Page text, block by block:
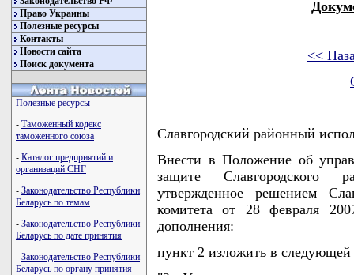
Право Украины
Полезные ресурсы
Контакты
Новости сайта
Поиск документа
Полезные ресурсы
- Таможенный кодекс
таможенного союза
- Каталог предприятий и
организаций СНГ
- Законодательство Республики
Беларусь по темам
- Законодательство Республики
Беларусь по дате принятия
- Законодательство Республики
Беларусь по органу принятия
<<
Славгородский районный
Внести в Положение об
защите Славгородского
утвержденное решением
комитета от 28 февраля
дополнения:
пункт 2 изложить в следующей